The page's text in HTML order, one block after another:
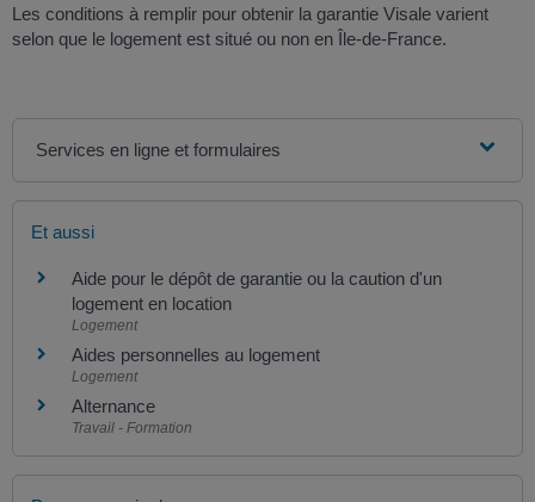
Les conditions à remplir pour obtenir la garantie Visale varient
selon que le logement est situé ou non en Île-de-France.
Services en ligne et formulaires
Et aussi
Aide pour le dépôt de garantie ou la caution d'un
logement en location
Logement
Aides personnelles au logement
Logement
Alternance
Travail - Formation